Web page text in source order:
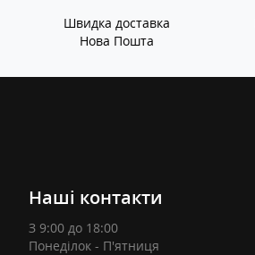
Швидка доставка
Нова Пошта
Наші контакти
З 9:00 до 18:00
Понеділок - П'ятниця